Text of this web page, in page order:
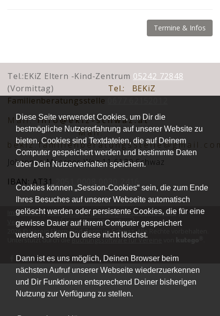
Diese Seite verwendet Cookies, um Dir die
bestmögliche Nutzererfahrung auf unserer Website zu
bieten. Cookies sind Textdateien, die auf Deinem
Computer gespeichert werden und bestimmte Daten
über Dein Nutzerverhalten speichern.
Cookies können „Session-Cookies“ sein, die zum Ende
Ihres Besuches auf unserer Webseite automatisch
gelöscht werden oder persistente Cookies, die für eine
gewisse Dauer auf ihrem Computer gespeichert
werden, sofern Du diese nicht löschst.
Dann ist es uns möglich, Deinen Browser beim
nächsten Aufruf unserer Webseite wiederzuerkennen
und Dir Funktionen entsprechend Deiner bisherigen
Nutzung zur Verfügung zu stellen.
Termine & Infos
Tel.:EKiZ Eltern -Kind-Zentrum 05242 72848
(Vormittag)
Tel.: BEKiZ
Familienberatungsstelle
Mail: info@ekiz-schwaz.at
Mail:
Johannes-Messner-Weg 11 6130 Schwaz
IBAN: AT31
Impressum|Datenschutz| Erklärung zur Barrierefreiheit|
Vereinssatzung|
Vertrag widerrufen
2026 © Verein Eltern-Kind-Zentrum Schwaz. Alle Rechte vorbehalten.
Unterstützt durch dieBuchungssoftware für Vereine